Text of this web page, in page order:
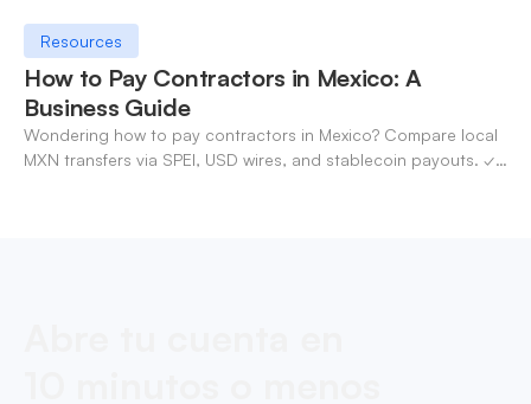
Resources
How to Pay Contractors in Mexico: A
Business Guide
Wondering how to pay contractors in Mexico? Compare local
MXN transfers via SPEI, USD wires, and stablecoin payouts. ✓